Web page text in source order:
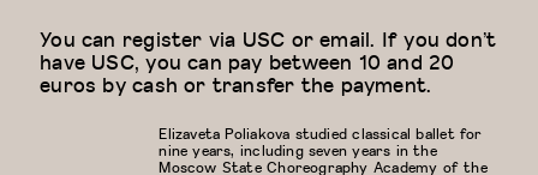
You can register via USC or email. If you don’t
have USC, you can pay between 10 and 20
euros by cash or transfer the payment.
Elizaveta Poliakova studied classical ballet for
nine years, including seven years in the
Moscow State Choreography Academy of the